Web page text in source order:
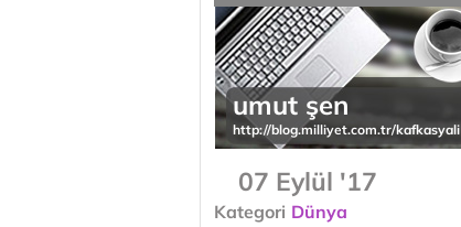
umut şen
http://blog.milliyet.com.tr/kafkasyali
07 Eylül '17
Kategori Dünya